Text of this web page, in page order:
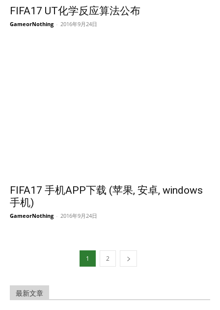
FIFA17 UT化学反应算法公布
GameorNothing - 2016年9月24日
FIFA17 手机APP下载 (苹果, 安卓, windows
手机)
GameorNothing - 2016年9月24日
1 2
最新文章